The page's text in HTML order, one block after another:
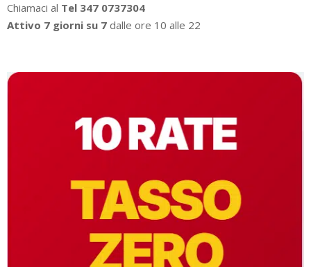
Chiamaci al Tel 347 0737304
Attivo 7 giorni su 7 dalle ore 10 alle 22